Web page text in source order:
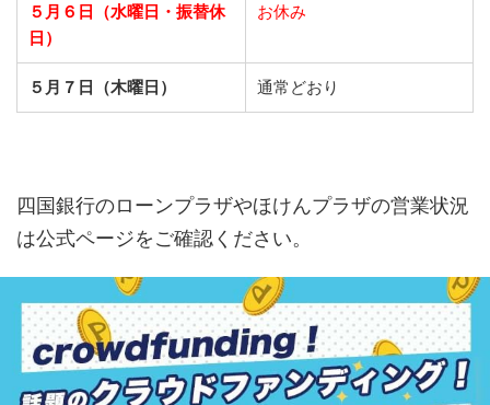
５月６日（水曜日・振替休
日）
お休み
５月７日（木曜日） 通常どおり
四国銀行のローンプラザやほけんプラザの営業状況
は公式ページをご確認ください。